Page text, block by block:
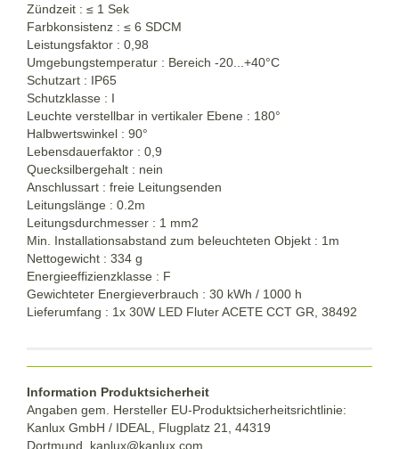
Zündzeit : ≤ 1 Sek
Farbkonsistenz : ≤ 6 SDCM
Leistungsfaktor : 0,98
Umgebungstemperatur : Bereich -20...+40°C
Schutzart : IP65
Schutzklasse : I
Leuchte verstellbar in vertikaler Ebene : 180°
Halbwertswinkel : 90°
Lebensdauerfaktor : 0,9
Quecksilbergehalt : nein
Anschlussart : freie Leitungsenden
Leitungslänge : 0.2m
Leitungsdurchmesser : 1 mm2
Min. Installationsabstand zum beleuchteten Objekt : 1m
Nettogewicht : 334 g
Energieeffizienzklasse : F
Gewichteter Energieverbrauch : 30 kWh / 1000 h
Lieferumfang : 1x 30W LED Fluter ACETE CCT GR, 38492
Information Produktsicherheit
Angaben gem. Hersteller EU-Produktsicherheitsrichtlinie:
Kanlux GmbH / IDEAL, Flugplatz 21, 44319
Dortmund, kanlux@kanlux.com